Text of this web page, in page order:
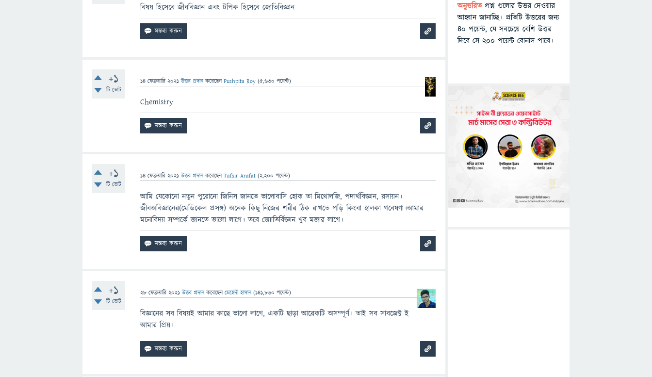
বিষয় হিসেবে জীববিজ্ঞান এবং টপিক হিসেবে জোতিবিজ্ঞান
+1
টি ভোট
14 ফেব্রুয়ারি 2021 উত্তর প্রদান করেছেনPushpita Roy (5,630 পয়েন্ট)
Chemistry
+1
টি ভোট
14 ফেব্রুয়ারি 2021 উত্তর প্রদান করেছেনTafsir Arafat (2,200 পয়েন্ট)
আমি যেকোনো নতুন পুরোনো জিনিস জানতে ভালোবাসি হোক তা মিথোলজি, পদার্থবিজ্ঞান, রসায়ন।
জীবঅবিজ্ঞানের(মেডিকেল প্রসঙ্গ) অনেক কিছু নিজের শরীর ঠিক রাখতে পড়ি কিংবা হালকা গবেষণা।আমার
মনোবিদ্যা সম্পর্কে জানতে ভালো লাগে। তবে জ্যোতির্বিজ্ঞান খুব মজার লাগে।
+1
টি ভোট
28 ফেব্রুয়ারি 2021 উত্তর প্রদান করেছেনমেহেদী হাসান (141,860 পয়েন্ট)
বিজ্ঞানের সব বিষয়ই আমার কাছে ভালো লাগে, একটি ছাড়া আরেকটি অসম্পূর্ণ। তাই সব সাবজেক্ট ই
আমার প্রিয়।
অনুত্তরিত প্রশ্ন গুলোর উত্তর দেওয়ার
আহ্বান জানাচ্ছি। প্রতিটি উত্তরের জন্য
৪০ পয়েন্ট, যে সবচেয়ে বেশি উত্তর
দিবে সে ২০০ পয়েন্ট বোনাস পাবে।